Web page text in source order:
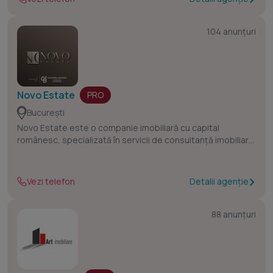
înțelegere, oferindu-ți serviciul pe care ni-l dorim și noi,
Capacitatea și pregătirea noastră de a răspunde nevoilor
Te invităm să ne contactezi și să descoperi cum te putem
asista.
104 anunțuri
Novo Estate
PRO
București
Novo Estate este o companie imobiliară cu capital
românesc, specializată în servicii de consultanță imobiliară:
eficiență în toate zonele orașului și oferă soluții
personalizate adaptate nevoilor clienților..
În decursul a peste 3 ani de activitate, am finalizat cu
succes peste 250 de tranzacții imobiliare, construind o
reputație solidă bazată pe profesionalism, transparență și
rezultate concrete.
Vezi telefon Detalii agenție
88 anunțuri